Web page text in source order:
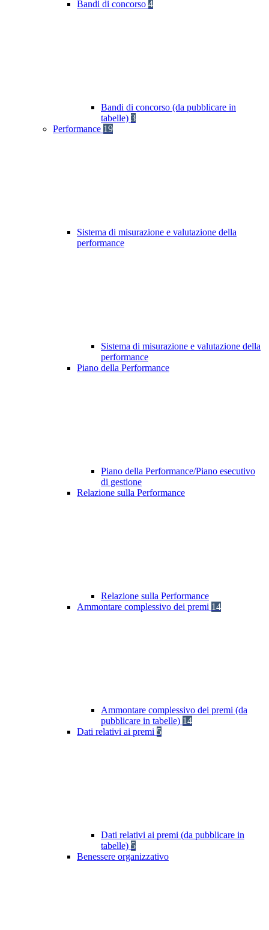
Bandi di concorso 4
Bandi di concorso (da pubblicare in
tabelle) 3
Performance 19
Sistema di misurazione e valutazione della
performance
Sistema di misurazione e valutazione della
performance
Piano della Performance
Piano della Performance/Piano esecutivo
di gestione
Relazione sulla Performance
Relazione sulla Performance
Ammontare complessivo dei premi 14
Ammontare complessivo dei premi (da
pubblicare in tabelle) 14
Dati relativi ai premi 5
Dati relativi ai premi (da pubblicare in
tabelle) 5
Benessere organizzativo